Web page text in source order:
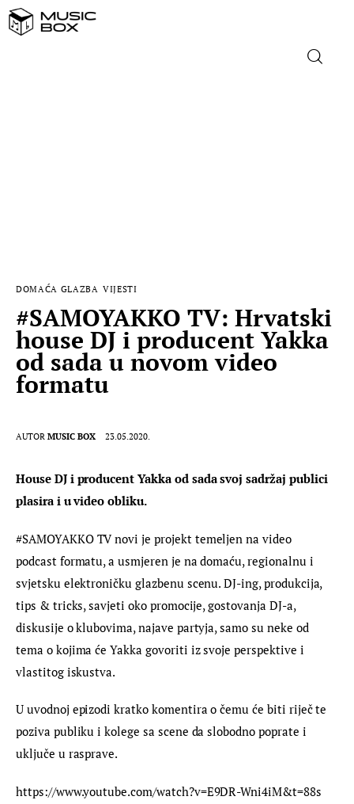
DOMAĆA GLAZBA VIJESTI
#SAMOYAKKO TV: Hrvatski
house DJ i producent Yakka
od sada u novom video
formatu
AUTOR MUSIC BOX 23.05.2020.
House DJ i producent Yakka od sada svoj sadržaj publici
plasira i u video obliku.
#SAMOYAKKO TV novi je projekt temeljen na video
podcast formatu, a usmjeren je na domaću, regionalnu i
svjetsku elektroničku glazbenu scenu. DJ-ing, produkcija,
tips & tricks, savjeti oko promocije, gostovanja DJ-a,
diskusije o klubovima, najave partyja, samo su neke od
tema o kojima će Yakka govoriti iz svoje perspektive i
vlastitog iskustva.
U uvodnoj epizodi kratko komentira o čemu će biti riječ te
poziva publiku i kolege sa scene da slobodno poprate i
uključe u rasprave.
https://www.youtube.com/watch?v=E9DR-Wni4iM&t=88s